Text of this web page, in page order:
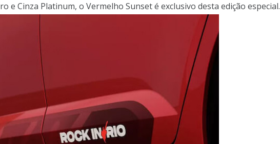
e Cinza Platinum, o Vermelho Sunset é exclusivo desta edição especial.